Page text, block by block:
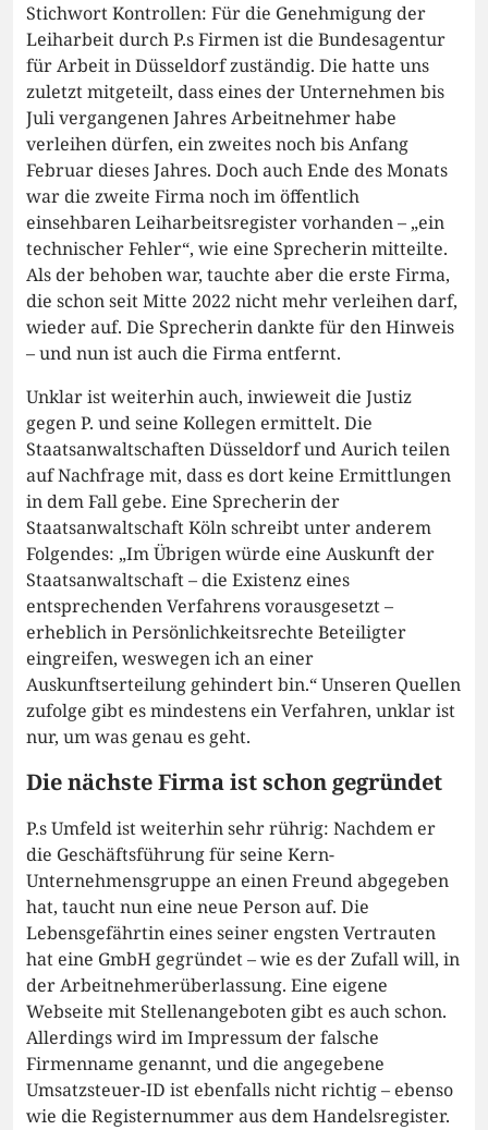
Stichwort Kontrollen: Für die Genehmigung der
Leiharbeit durch P.s Firmen ist die Bundesagentur
für Arbeit in Düsseldorf zuständig. Die hatte uns
zuletzt mitgeteilt, dass eines der Unternehmen bis
Juli vergangenen Jahres Arbeitnehmer habe
verleihen dürfen, ein zweites noch bis Anfang
Februar dieses Jahres. Doch auch Ende des Monats
war die zweite Firma noch im öffentlich
einsehbaren Leiharbeitsregister vorhanden – „ein
technischer Fehler“, wie eine Sprecherin mitteilte.
Als der behoben war, tauchte aber die erste Firma,
die schon seit Mitte 2022 nicht mehr verleihen darf,
wieder auf. Die Sprecherin dankte für den Hinweis
– und nun ist auch die Firma entfernt.
Unklar ist weiterhin auch, inwieweit die Justiz
gegen P. und seine Kollegen ermittelt. Die
Staatsanwaltschaften Düsseldorf und Aurich teilen
auf Nachfrage mit, dass es dort keine Ermittlungen
in dem Fall gebe. Eine Sprecherin der
Staatsanwaltschaft Köln schreibt unter anderem
Folgendes: „Im Übrigen würde eine Auskunft der
Staatsanwaltschaft – die Existenz eines
entsprechenden Verfahrens vorausgesetzt –
erheblich in Persönlichkeitsrechte Beteiligter
eingreifen, weswegen ich an einer
Auskunftserteilung gehindert bin.“ Unseren Quellen
zufolge gibt es mindestens ein Verfahren, unklar ist
nur, um was genau es geht.
Die nächste Firma ist schon gegründet
P.s Umfeld ist weiterhin sehr rührig: Nachdem er
die Geschäftsführung für seine Kern-
Unternehmensgruppe an einen Freund abgegeben
hat, taucht nun eine neue Person auf. Die
Lebensgefährtin eines seiner engsten Vertrauten
hat eine GmbH gegründet – wie es der Zufall will, in
der Arbeitnehmerüberlassung. Eine eigene
Webseite mit Stellenangeboten gibt es auch schon.
Allerdings wird im Impressum der falsche
Firmenname genannt, und die angegebene
Umsatzsteuer-ID ist ebenfalls nicht richtig – ebenso
wie die Registernummer aus dem Handelsregister.